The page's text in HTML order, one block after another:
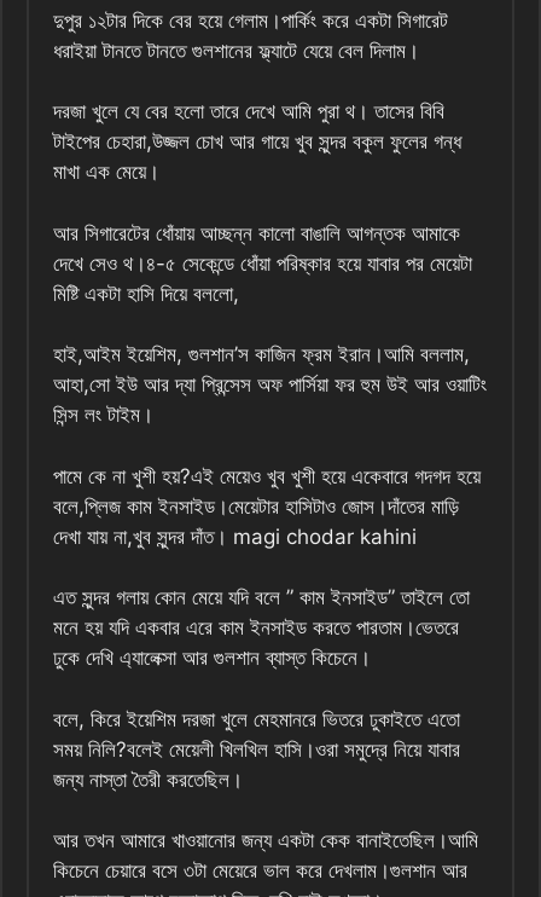
দুপুর ১২টার দিকে বের হয়ে গেলাম।পার্কিং করে একটা সিগারেট
ধরাইয়া টানতে টানতে গুলশানের ফ্ল্যাটে যেয়ে বেল দিলাম।
দরজা খুলে যে বের হলো তারে দেখে আমি পুরা থ। তাসের বিবি
টাইপের চেহারা,উজ্জল চোখ আর গায়ে খুব সুন্দর বকুল ফুলের গন্ধ
মাখা এক মেয়ে।
আর সিগারেটের ধোঁয়ায় আচ্ছন্ন কালো বাঙালি আগন্তক আমাকে
দেখে সেও থ।৪-৫ সেকেন্ডে ধোঁয়া পরিষ্কার হয়ে যাবার পর মেয়েটা
মিষ্টি একটা হাসি দিয়ে বললো,
হাই,আইম ইয়েশিম, গুলশান’স কাজিন ফ্রম ইরান।আমি বললাম,
আহা,সো ইউ আর দ্যা প্রিন্সেস অফ পার্সিয়া ফর হুম উই আর ওয়াটিং
সিন্স লং টাইম।
পামে কে না খুশী হয়?এই মেয়েও খুব খুশী হয়ে একেবারে গদগদ হয়ে
বলে,প্লিজ কাম ইনসাইড।মেয়েটার হাসিটাও জোস।দাঁতের মাড়ি
দেখা যায় না,খুব সুন্দর দাঁত। magi chodar kahini
এত সুন্দর গলায় কোন মেয়ে যদি বলে ” কাম ইনসাইড” তাইলে তো
মনে হয় যদি একবার এরে কাম ইনসাইড করতে পারতাম।ভেতরে
ঢুকে দেখি এ্যালেক্সা আর গুলশান ব্যাস্ত কিচেনে।
বলে, কিরে ইয়েশিম দরজা খুলে মেহমানরে ভিতরে ঢুকাইতে এতো
সময় নিলি?বলেই মেয়েলী খিলখিল হাসি।ওরা সমুদ্রে নিয়ে যাবার
জন্য নাস্তা তৈরী করতেছিল।
আর তখন আমারে খাওয়ানোর জন্য একটা কেক বানাইতেছিল।আমি
কিচেনে চেয়ারে বসে ৩টা মেয়েরে ভাল করে দেখলাম।গুলশান আর